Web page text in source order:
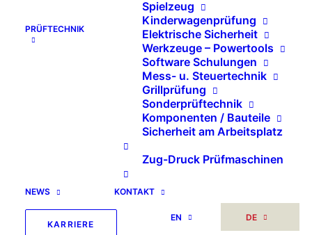
PRÜFTECHNIK
Spielzeug
Kinderwagenprüfung
Elektrische Sicherheit
Werkzeuge – Powertools
Software Schulungen
Mess- u. Steuertechnik
Grillprüfung
Sonderprüftechnik
Komponenten / Bauteile
Sicherheit am Arbeitsplatz
Zug-Druck Prüfmaschinen
NEWS KONTAKT
KARRIERE
EN DE
Suche
Prüfstand für